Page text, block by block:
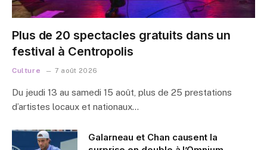
Plus de 20 spectacles gratuits dans un
festival à Centropolis
Culture 7 août 2026
Du jeudi 13 au samedi 15 août, plus de 25 prestations
d’artistes locaux et nationaux…
Galarneau et Chan causent la